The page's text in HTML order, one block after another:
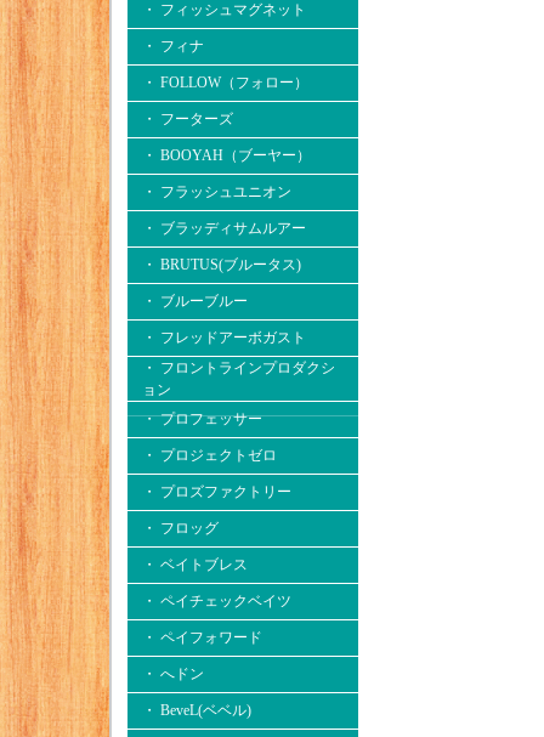
・ フィッシュマグネット
・ フィナ
・ FOLLOW（フォロー）
・ フーターズ
・ BOOYAH（ブーヤー）
・ フラッシュユニオン
・ ブラッディサムルアー
・ BRUTUS(ブルータス)
・ ブルーブルー
・ フレッドアーボガスト
・ フロントラインプロダクシ
ョン
・ プロフェッサー
・ プロジェクトゼロ
・ プロズファクトリー
・ フロッグ
・ ベイトブレス
・ ペイチェックベイツ
・ ペイフォワード
・ へドン
・ BeveL(ベベル)